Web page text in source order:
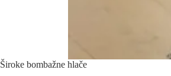
Široke bombažne hlače